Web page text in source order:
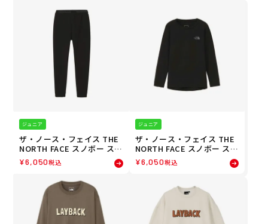
ボード ジャケット NS62515
ジュニア
ザ・ノース・フェイス THE
NORTH FACE スノボー スノ
ボ スノーボード ウェア ボト
ムス インナー スパッツ レギ
OT Trousers NUJ62543-K
ジュニア キッズ 子ども 男の
子 女の子 25-26
¥6,050税込
ジュニア
ザ・ノース・フェイス THE
NORTH FACE スノボー スノ
ボ スノーボード ウェア イン
ナーシャツ アンダーシャツ
ー L/S HOT Crew NUJ6254
2-K ジュニア キッズ 子ども
男の子 女の子 25-26
¥6,050税込